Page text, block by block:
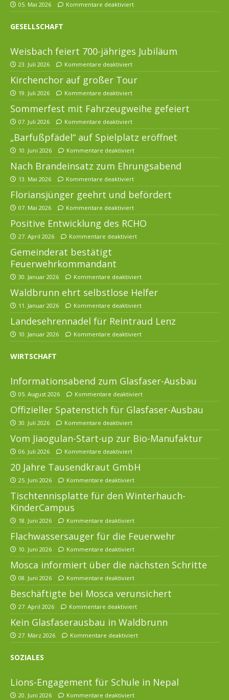
05. Mai 2026 Kommentare deaktiviert
GESELLSCHAFT
Weisbach feiert 700-jähriges Jubiläum
23. Juli 2026 Kommentare deaktiviert
Kirchenchor auf großer Tour
19. Juli 2026 Kommentare deaktiviert
Sommerfest mit Fahrzeugweihe gefeiert
07. Juli 2026 Kommentare deaktiviert
„Barfußpfädel“ auf Spielplatz eröffnet
10. Juni 2026 Kommentare deaktiviert
Nach Brandeinsatz zum Ehrungsabend
13. Mai 2026 Kommentare deaktiviert
Floriansjünger geehrt und befördert
07. Mai 2026 Kommentare deaktiviert
Positive Entwicklung des RCHO
27. April 2026 Kommentare deaktiviert
Gemeinderat bestätigt
Feuerwehrkommandant
30. Januar 2026 Kommentare deaktiviert
Waldbrunn ehrt selbstlose Helfer
11. Januar 2026 Kommentare deaktiviert
Landesehrennadel für Reintraud Lenz
10. Januar 2026 Kommentare deaktiviert
WIRTSCHAFT
Informationsabend zum Glasfaser-Ausbau
05. August 2026 Kommentare deaktiviert
Offizieller Spatenstich für Glasfaser-Ausbau
30. Juli 2026 Kommentare deaktiviert
Vom Jiaogulan-Start-up zur Bio-Manufaktur
06. Juli 2026 Kommentare deaktiviert
20 Jahre Tausendkraut GmbH
25. Juni 2026 Kommentare deaktiviert
Tischtennisplatte für den Winterhauch-
KinderCampus
18. Juni 2026 Kommentare deaktiviert
Flachwassersauger für die Feuerwehr
10. Juni 2026 Kommentare deaktiviert
Mosca informiert über die nächsten Schritte
08. Juni 2026 Kommentare deaktiviert
Beschäftigte bei Mosca verunsichert
27. April 2026 Kommentare deaktiviert
Kein Glasfaserausbau in Waldbrunn
27. März 2026 Kommentare deaktiviert
SOZIALES
Lions-Engagement für Schule in Nepal
20. Juni 2026 Kommentare deaktiviert